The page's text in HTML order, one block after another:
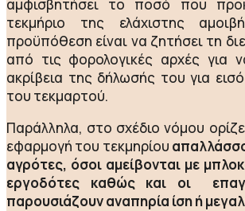
αμφισβητήσει το ποσό που
τεκμήριο της ελάχιστης
προϋπόθεση είναι να ζητήσει τη
από τις φορολογικές αρχές για
ακρίβεια της δήλωσής του για
του τεκμαρτού.
Παράλληλα, στο σχέδιο νόμου
εφαρμογή του τεκμηρίου
αγρότες, όσοι αμείβονται με
εργοδότες καθώς και οι
παρουσιάζουν αναπηρία ίση ή